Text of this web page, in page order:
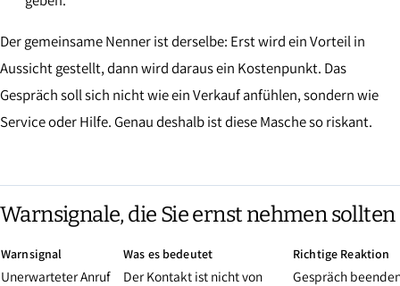
Der gemeinsame Nenner ist derselbe: Erst wird ein Vorteil in
Aussicht gestellt, dann wird daraus ein Kostenpunkt. Das
Gespräch soll sich nicht wie ein Verkauf anfühlen, sondern wie
Service oder Hilfe. Genau deshalb ist diese Masche so riskant.
Warnsignale, die Sie ernst nehmen sollten
Warnsignal Was es bedeutet Richtige Reaktion
Unerwarteter Anruf
Der Kontakt ist nicht von
Gespräch